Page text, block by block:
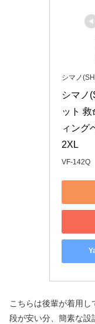
シマノ
シマノ
ット
ィング
2XL
VF-142Q
こちらは後輩が着用
段が安い分、簡素な設